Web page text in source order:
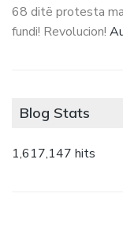
68 ditë protesta
fundi! Revolucion!
Blog Stats
1,617,147 hits